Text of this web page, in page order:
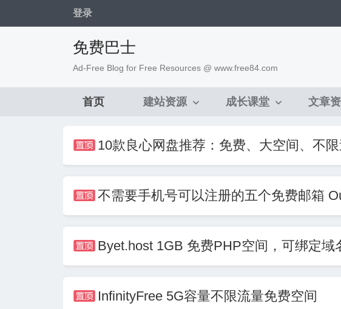
登录
免费巴士
Ad-Free Blog for Free Resources @ www.free84.com
首页 建站资源 成长课堂 文章
 10款良心网盘推荐：免费、大空间、不
 不需要手机号可以注册的五个免费邮箱
 Byet.host 1GB 免费PHP空间，可绑定域
 InfinityFree 5G容量不限流量免费空间